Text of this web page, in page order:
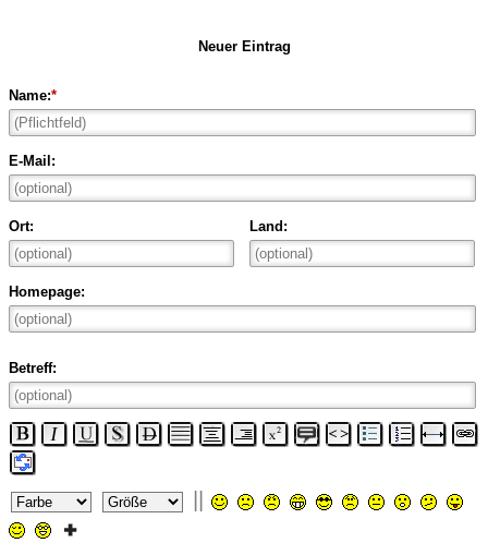
Neuer Eintrag
Name:*
E-Mail:
Ort: Land:
Homepage:
Betreff: